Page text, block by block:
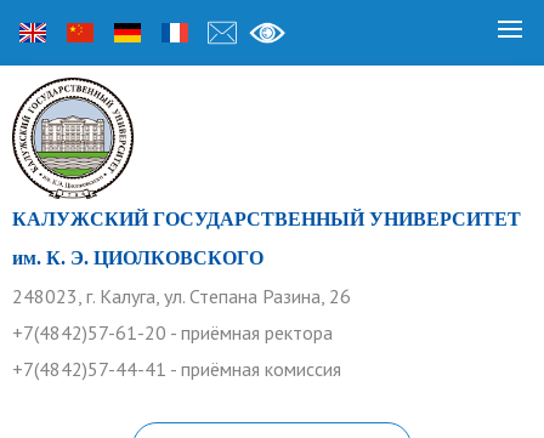
КАЛУЖСКИЙ ГОСУДАРСТВЕННЫЙ УНИВЕРСИТЕТ
им. К. Э. ЦИОЛКОВСКОГО
248023, г. Калуга, ул. Степана Разина, 26
+7(4842)57-61-20 - приёмная ректора
+7(4842)57-44-41 - приёмная комиссия